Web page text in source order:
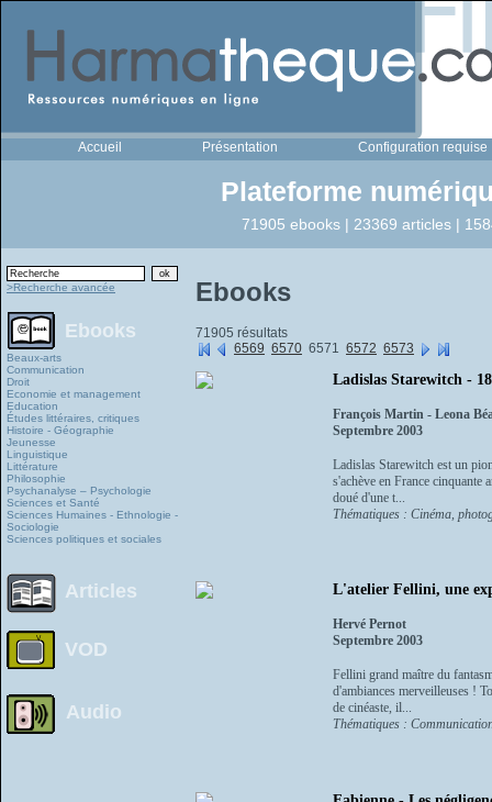
Accueil Présentation Configuration requise
Plateforme
71905 ebooks | 23369 articles |
>Recherche avancée
Ebooks
Beaux-arts
Communication
Droit
Economie et management
Education
Études littéraires, critiques
Histoire - Géographie
Jeunesse
Linguistique
Littérature
Philosophie
Psychanalyse – Psychologie
Sciences et Santé
Sciences Humaines - Ethnologie -
Sociologie
Sciences politiques et sociales
Articles
VOD
Audio
Ebooks
71905 résultats
6569 6570 6571 6572 6573
Ladislas Starewitch -
François Martin - Leona
Septembre 2003
Ladislas Starewitch est un
s'achève en France cinquante
doué d'une t...
Thématiques : Cinéma,
L'atelier Fellini, une
Hervé Pernot
Septembre 2003
Fellini grand maître du
d'ambiances merveilleuses !
de cinéaste, il...
Thématiques :